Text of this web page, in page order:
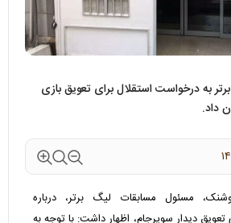
به درخواست استقلال برای تعویق بازی
داد.
مسئول مسابقات لیگ برتر، درباره
دیدار سوپرجام، اظهار داشت: با توجه به